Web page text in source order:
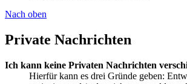
Nach oben
Private Nachrichten
Ich kann keine Privaten Nachrichten
Hierfür kann es drei Gründe geben: